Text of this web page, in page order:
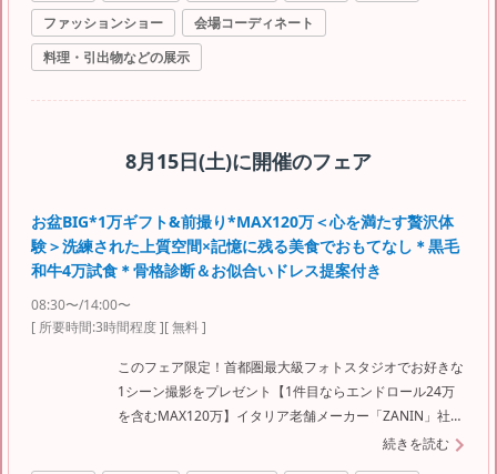
ファッションショー
会場コーディネート
料理・引出物などの展示
8月15日(土)に開催のフェア
お盆BIG*1万ギフト&前撮り*MAX120万＜心を満たす贅沢体
験＞洗練された上質空間×記憶に残る美食でおもてなし＊黒毛
和牛4万試食＊骨格診断＆お似合いドレス提案付き
08:30〜/14:00〜
[ 所要時間:3時間程度][ 無料 ]
このフェア限定！首都圏最大級フォトスタジオでお好きな
1シーン撮影をプレゼント【1件目ならエンドロール24万
を含むMAX120万】イタリア老舗メーカー「ZANIN」社の
パイプオルガン＆三重奏の圧巻生演奏◇黒毛和牛4万試食
続きを読む